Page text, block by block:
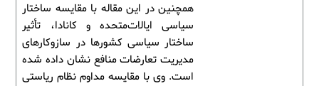
همچنین در این مقاله با مقایسه ساختار
سیاسی ایالات‌متحده و کانادا، تأثیر
ساختار سیاسی کشورها در سازوکارهای
مدیریت تعارضات منافع نشان داده شده
است. وی با مقایسه مداوم نظام ریاستی